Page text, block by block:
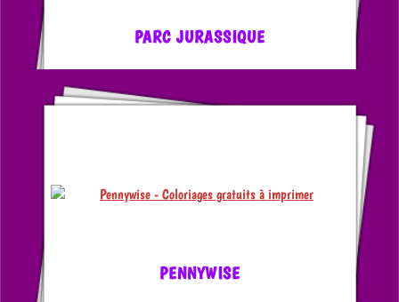
PARC JURASSIQUE
PENNYWISE